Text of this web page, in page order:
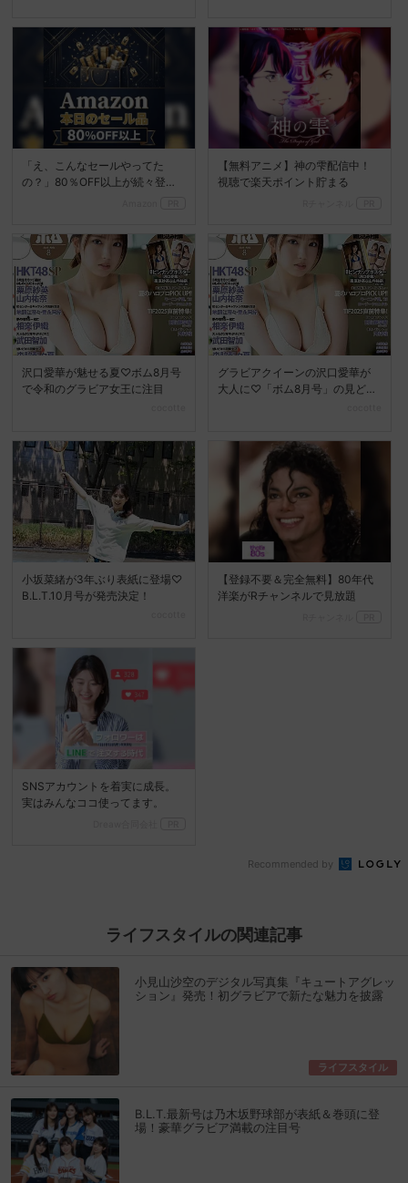
「え、こんなセールやってた
の？」80％OFF以上が続々登
【無料アニメ】神の雫配信中！
視聴で楽天ポイント貯まる
沢口愛華が魅せる夏♡ボム8月号
で令和のグラビア女王に注目
グラビアクイーンの沢口愛華が
大人に♡「ボム8月号」の見どこ
小坂菜緒が3年ぶり表紙に登場♡
B.L.T.10月号が発売決定！
【登録不要＆完全無料】80年代
洋楽がRチャンネルで見放題
SNSアカウントを着実に成長。
実はみんなココ使ってます。
Recommended by
ライフスタイルの関連記事
小見山沙空のデジタル写真集『キュートアグレッ
ション』発売！初グラビアで新たな魅力を披露
ライフスタイル
B.L.T.最新号は乃木坂野球部が表紙＆巻頭に登
場！豪華グラビア満載の注目号